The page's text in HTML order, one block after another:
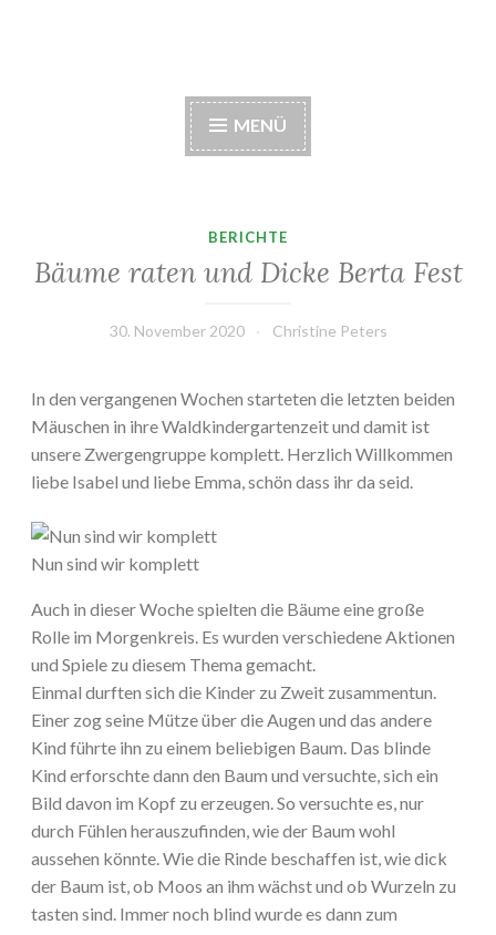
Waldkindergarten
Berglen e. V.
MENÜ
BERICHTE
Bäume raten und Dicke Berta Fest
30. November 2020 Christine Peters
In den vergangenen Wochen starteten die letzten beiden
Mäuschen in ihre Waldkindergartenzeit und damit ist
unsere Zwergengruppe komplett. Herzlich Willkommen
liebe Isabel und liebe Emma, schön dass ihr da seid.
Nun sind wir komplett
Auch in dieser Woche spielten die Bäume eine große
Rolle im Morgenkreis. Es wurden verschiedene Aktionen
und Spiele zu diesem Thema gemacht.
Einmal durften sich die Kinder zu Zweit zusammentun.
Einer zog seine Mütze über die Augen und das andere
Kind führte ihn zu einem beliebigen Baum. Das blinde
Kind erforschte dann den Baum und versuchte, sich ein
Bild davon im Kopf zu erzeugen. So versuchte es, nur
durch Fühlen herauszufinden, wie der Baum wohl
aussehen könnte. Wie die Rinde beschaffen ist, wie dick
der Baum ist, ob Moos an ihm wächst und ob Wurzeln zu
tasten sind. Immer noch blind wurde es dann zum